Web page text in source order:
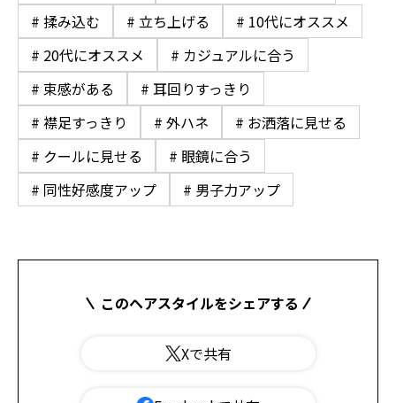
# 揉み込む
# 立ち上げる
# 10代にオススメ
# 20代にオススメ
# カジュアルに合う
# 束感がある
# 耳回りすっきり
# 襟足すっきり
# 外ハネ
# お洒落に見せる
# クールに見せる
# 眼鏡に合う
# 同性好感度アップ
# 男子力アップ
このヘアスタイルをシェアする
Xで共有